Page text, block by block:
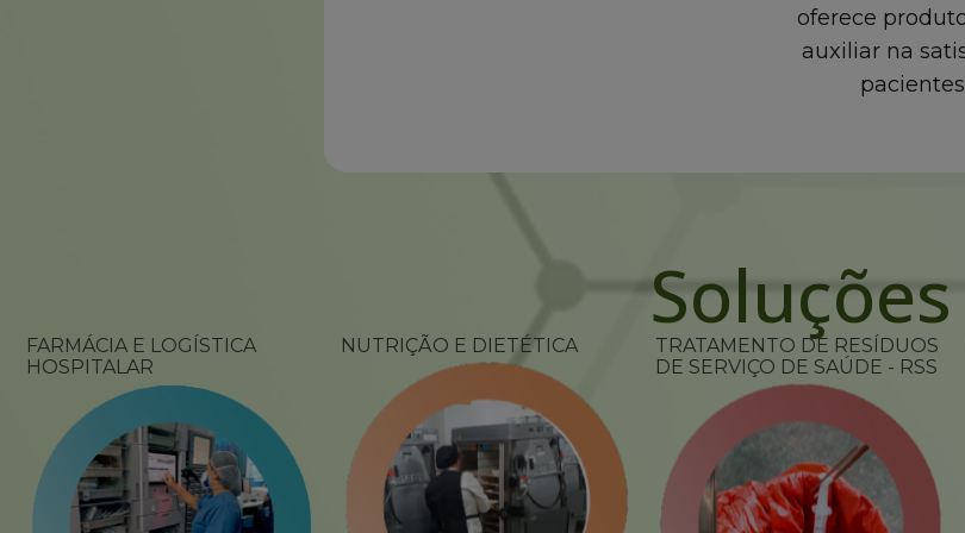
oferece
auxiliar na
Soluções
FARMÁCIA E LOGÍSTICA
HOSPITALAR
NUTRIÇÃO E DIETÉTICA
TRATAMENTO DE RESÍDUOS
DE SERVIÇO DE SAÚDE - RSS